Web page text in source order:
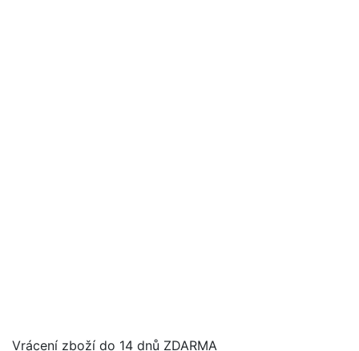
Vrácení zboží do 14 dnů ZDARMA